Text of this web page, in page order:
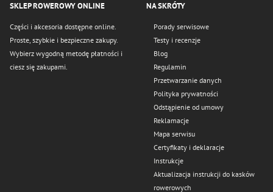
SKLEP ROWEROWY ONLINE
Części i akcesoria dostępne online.
Proste, szybkie i bezpieczne zakupy.
Wybierz wygodną metodę płatności i
ciesz się zakupami.
NA SKRÓTY
Porady serwisowe
Testy i recenzje
Blog
Regulamin
Przetwarzanie danych
Polityka prywatności
Odstąpienie od umowy
Reklamacje
Mapa serwisu
Certyfikaty i deklaracje
Instrukcje
Aktualizacja instrukcji do kasków
rowerowych